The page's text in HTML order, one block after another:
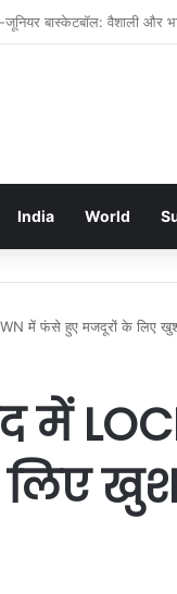
अपराधी: महिला सिपाही की
India World
में फंसे हुए मजदूरों के लिए
में